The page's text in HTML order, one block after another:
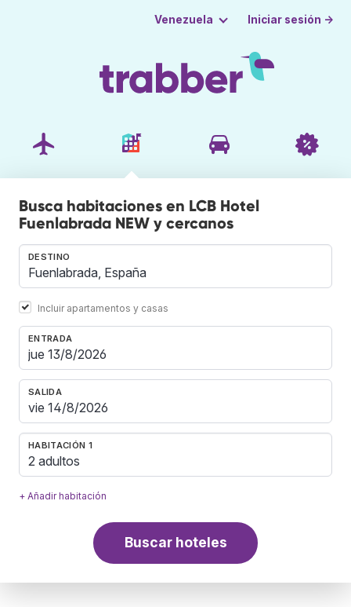
Venezuela Iniciar sesión →
Busca habitaciones en LCB Hotel
Fuenlabrada NEW y cercanos
DESTINO
Incluir apartamentos y casas
ENTRADA
SALIDA
HABITACIÓN 1
2 adultos
+ Añadir habitación
Buscar hoteles